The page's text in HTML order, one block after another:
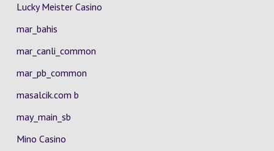
Lucky Meister Casino
mar_bahis
mar_canli_common
mar_pb_common
masalcik.com b
may_main_sb
Mino Casino